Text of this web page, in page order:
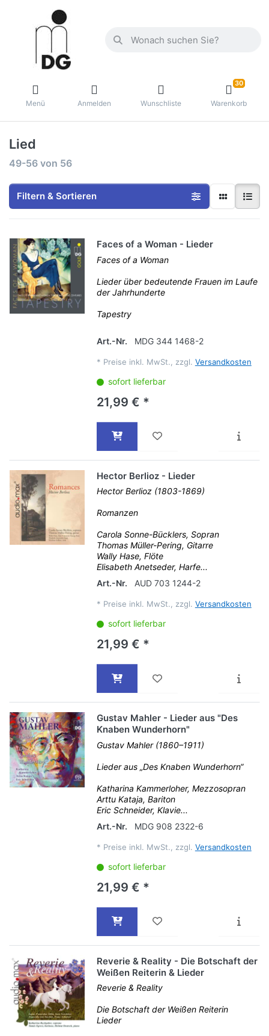
Menü Anmelden Wunschliste
30
Warenkorb
Lied
49-56 von 56
Filtern & Sortieren
Faces of a Woman - Lieder
Faces of a Woman
Lieder über bedeutende Frauen im Laufe
der Jahrhunderte
Tapestry
Art.-Nr. MDG 344 1468-2
* Preise inkl. MwSt., zzgl. Versandkosten
sofort lieferbar
21,99 € *
Hector Berlioz - Lieder
Hector Berlioz (1803-1869)
Romanzen
Carola Sonne-Bücklers, Sopran
Thomas Müller-Pering, Gitarre
Wally Hase, Flöte
Elisabeth Anetseder, Harfe...
Art.-Nr.
AUD 703 1244-2
* Preise inkl. MwSt., zzgl. Versandkosten
sofort lieferbar
21,99 € *
Gustav Mahler - Lieder aus "Des
Knaben Wunderhorn"
Gustav Mahler (1860–1911)
Lieder aus „Des Knaben Wunderhorn“
Katharina Kammerloher, Mezzosopran
Arttu Kataja, Bariton
Eric Schneider, Klavie...
Art.-Nr.
MDG 908 2322-6
* Preise inkl. MwSt., zzgl. Versandkosten
sofort lieferbar
21,99 € *
Reverie & Reality - Die Botschaft der
Weißen Reiterin & Lieder
Reverie & Reality
Die Botschaft der Weißen Reiterin
Lieder